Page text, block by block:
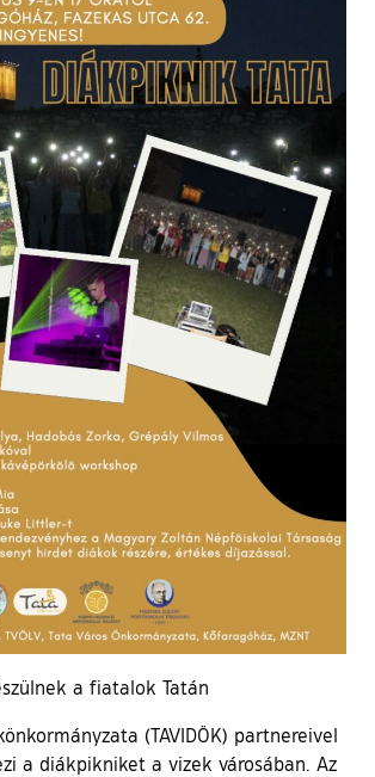
a fiatalok Tatán
(TAVIDÖK) partnereivel
a diákpikniket a vizek városában. Az